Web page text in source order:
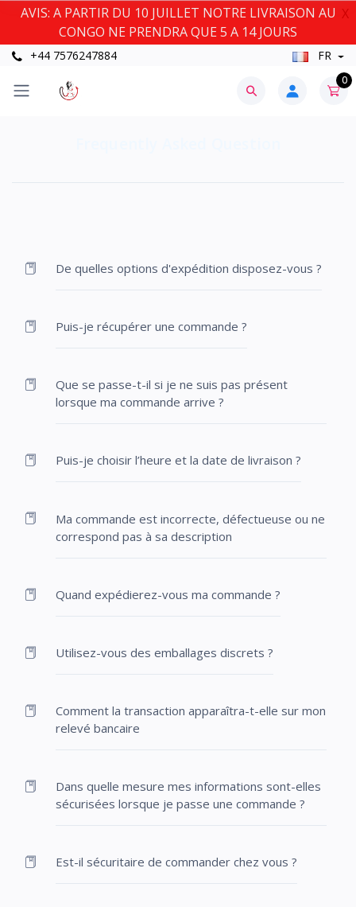
AVIS: A PARTIR DU 10 JUILLET NOTRE LIVRAISON AU
CONGO NE PRENDRA QUE 5 A 14 JOURS
X
+44 7576247884 FR
0
De quelles options d'expédition disposez-vous ?
Puis-je récupérer une commande ?
Que se passe-t-il si je ne suis pas présent
lorsque ma commande arrive ?
Puis-je choisir l’heure et la date de livraison ?
Ma commande est incorrecte, défectueuse ou ne
correspond pas à sa description
Quand expédierez-vous ma commande ?
Utilisez-vous des emballages discrets ?
Comment la transaction apparaîtra-t-elle sur mon
relevé bancaire
Dans quelle mesure mes informations sont-elles
sécurisées lorsque je passe une commande ?
Est-il sécuritaire de commander chez vous ?